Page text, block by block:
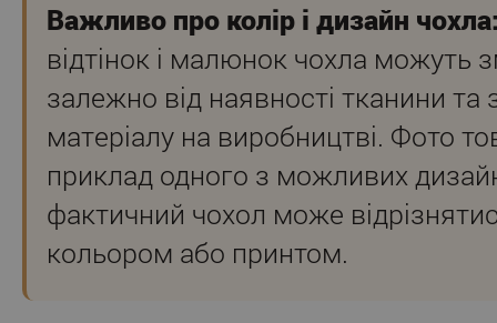
Важливо про колір і дизайн
відтінок і малюнок чохла можуть
залежно від наявності тканини та
матеріалу на виробництві. Фото
приклад одного з можливих
фактичний чохол може
кольором або принтом.